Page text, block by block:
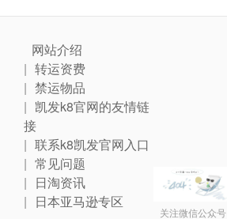
网站介绍
转运资费
禁运物品
凯发k8官网的友情链
接
联系k8凯发官网入口
常见问题
日淘资讯
日本亚马逊专区
关注微信公众号